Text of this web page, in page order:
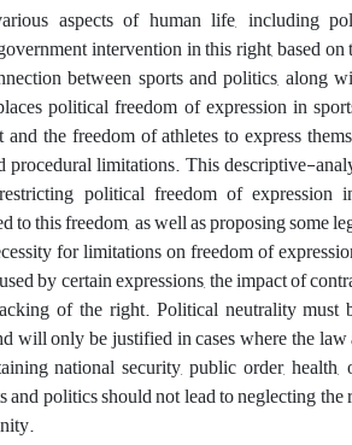
aspects of human life, including
intervention in this right, based on
between sports and politics, along
political freedom of expression in
the freedom of athletes to express
limitations. This descriptive-
political freedom of expression
to this freedom, as well as proposing some
for limitations on freedom of
by certain expressions, the impact of
of the right. Political neutrality must
will only be justified in cases where the
national security, public order,
politics should not lead to neglecting